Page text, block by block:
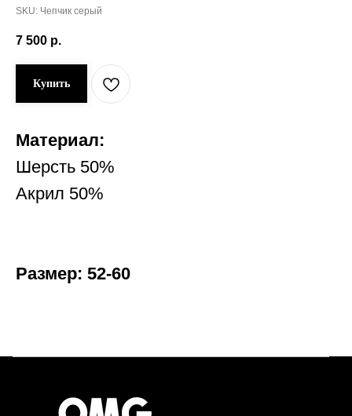
SKU: Чепчик серый
7 500 р.
Купить
Материал:
Шерсть 50%
Акрил 50%
Размер: 52-60